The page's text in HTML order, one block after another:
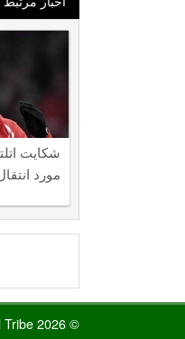
شکایت
مورد
© 2026 Copyright Football Tribe